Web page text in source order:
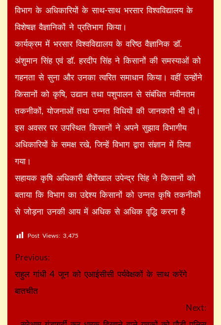
विभाग के अधिकारियों के साथ-साथ भरसार विश्वविद्यालय के
विशेषज्ञ वैज्ञानिकों ने प्रतिभाग किया।
कार्यक्रम में भरसार विश्वविद्यालय के वरिष्ठ वैज्ञानिक डॉ.
अंशुमान सिंह एवं डॉ. हरदीप सिंह ने किसानों की समस्याओं को
गहनता से सुना और उनका त्वरित समाधान किया। वहीं उन्होंने
किसानों को कृषि, उद्यान तथा पशुपालन से संबंधित नवीनतम
तकनीकों, योजनाओं तथा उन्नत विधियों की जानकारी भी दी।
इस अवसर पर उपस्थित किसानों ने अपने सुझाव विभागीय
अधिकारियों के समक्ष रखे, जिन्हें विभाग द्वारा संज्ञान में लिया
गया।
सहायक कृषि अधिकारी बीरोंखाल उपेन्द्र सिंह ने किसानों को
बताया कि विभाग का उद्देश्य किसानों को उन्नत कृषि तकनीकों
से जोड़ना उनकी आय में अधिक से अधिक वृद्धि करना है
Post Views: 3,475
Continue
Reading
Previous:
राहुल गांधी 4 जून को एआईसीसी पर्यवेक्षकों के साथ करेंगे
बातचीत
Next: